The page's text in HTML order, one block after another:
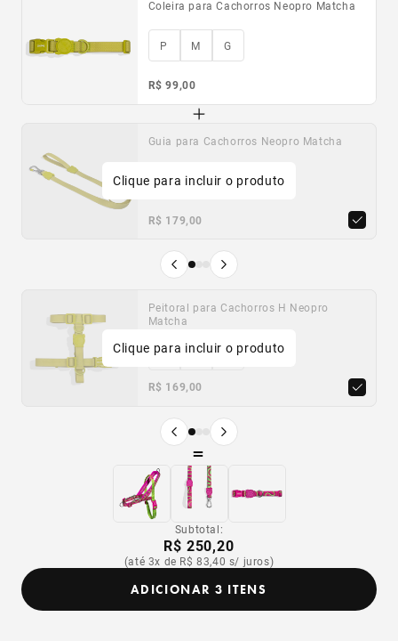
Coleira para Cachorros Neopro Matcha
P M G
R$ 99,00
Guia para Cachorros Neopro Matcha
P G
R$ 179,00
Guia para Cachorros Neopro Cloudy
P G
R$ 179,00
Guia para Cachorros Neopro Ultra Violet
P G
R$ 179,00
Clique para incluir o produto
Produto anterior
Próximo produto
Peitoral para Cachorros H Neopro
Matcha
P M G
R$ 169,00
Peitoral para Cachorros H Neopro
Cloudy
P M G
R$ 169,00
Peitoral para Cachorros H Neopro Ultra
Violet
P M G
R$ 169,00
Clique para incluir o produto
Produto anterior
Próximo produto
=
Subtotal:
R$ 250,20
(até 3x de R$ 83,40 s/ juros)
ADICIONAR 3 ITENS